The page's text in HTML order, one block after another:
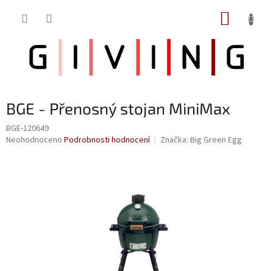
BGE - Přenosný stojan MiniMax
BGE-120649
Průměrné
Neohodnoceno Podrobnosti hodnocení Značka: Big Green Egg